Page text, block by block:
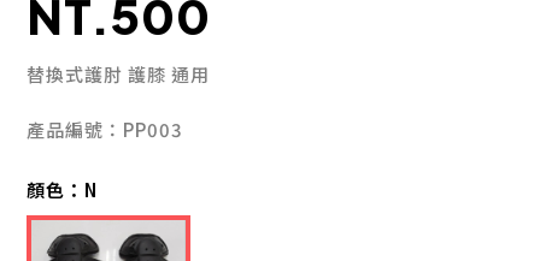
NT.500
替換式護肘 護膝 通用
產品編號：PP003
顏色： N